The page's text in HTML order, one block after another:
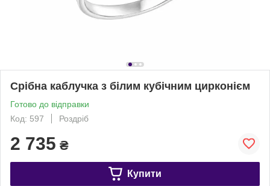
Срібна каблучка з білим кубічним цирконієм
Готово до відправки
Код: 597
Роздріб
2 735 ₴
Купити